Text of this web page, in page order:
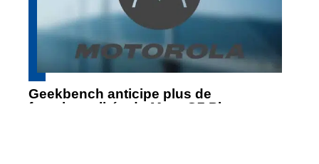
Geekbench anticipe plus de
fonctionnalités du Moto G7 Play